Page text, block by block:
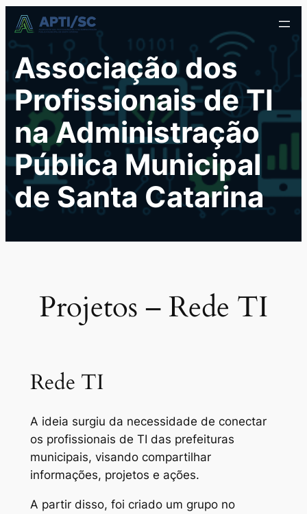
Pular
para
o
conteúdo
Associação dos
Profissionais de TI
na Administração
Pública Municipal
de Santa Catarina
Projetos – Rede TI
Rede TI
A ideia surgiu da necessidade de conectar
os profissionais de TI das prefeituras
municipais, visando compartilhar
informações, projetos e ações.
A partir disso, foi criado um grupo no